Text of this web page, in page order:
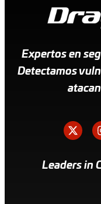
Expertos en
Detectamos
Leaders in